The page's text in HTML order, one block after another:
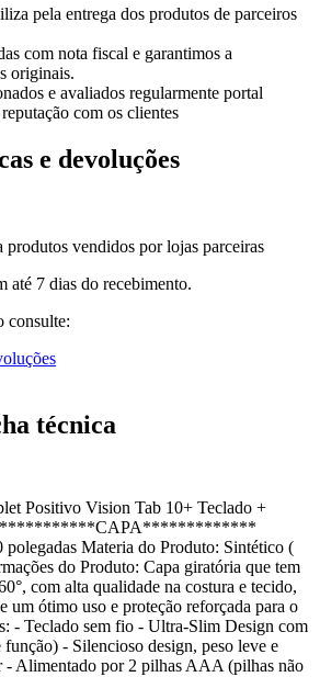
pela entrega dos produtos de parceiros
com nota fiscal e garantimos a
originais.
e avaliados regularmente portal
com os clientes
e devoluções
vendidos por lojas parceiras
até 7 dias do recebimento.
consulte:
técnica
Positivo Vision Tab 10+ Teclado +
***********CAPA*************
Materia do Produto: Sintético (
do Produto: Capa giratória que tem
com alta qualidade na costura e tecido,
um ótimo uso e proteção reforçada para o
- Teclado sem fio - Ultra-Slim Design com
função) - Silencioso design, peso leve e
- Alimentado por 2 pilhas AAA (pilhas não